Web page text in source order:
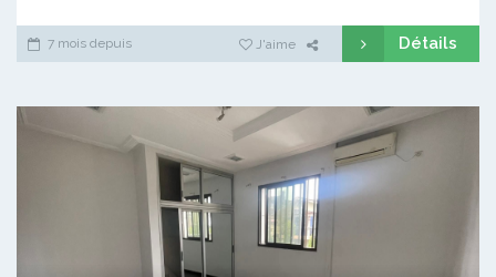
7 mois depuis J'aime Détails